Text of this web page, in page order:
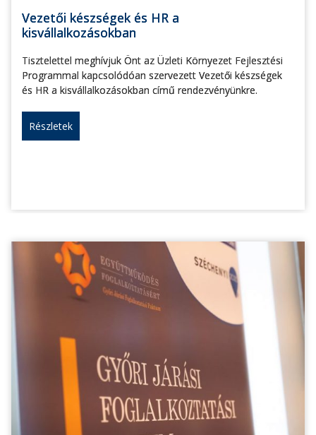
Vezetői készségek és HR a
kisvállalkozásokban
Tisztelettel meghívjuk Önt az Üzleti Környezet Fejlesztési
Programmal kapcsolódóan szervezett Vezetői készségek
és HR a kisvállalkozásokban című rendezvényünkre.
Részletek